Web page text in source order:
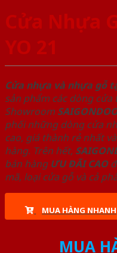
Cửa Nhựa
YO 21
Cửa nhựa và nhựa gỗ
sản phẩm các dòng
Showroom
phối những dòng cửa
cao, giá thành rẻ nhất
hàng. Trên hết,
bán hàng ƯU ĐÃI CAO
mã, loại cửa gỗ và cả
MUA HÀNG NHANH
MUA